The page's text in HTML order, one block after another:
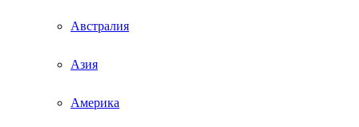
Австралия
Азия
Америка